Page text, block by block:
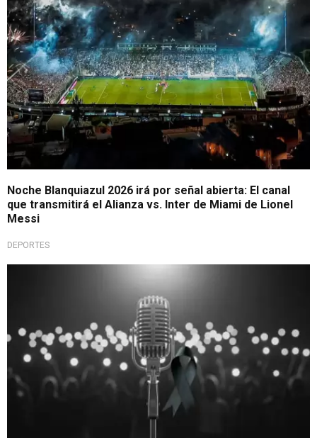
Noche Blanquiazul 2026 irá por señal abierta: El canal
que transmitirá el Alianza vs. Inter de Miami de Lionel
Messi
DEPORTES